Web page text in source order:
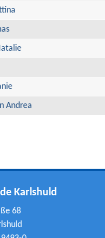
Andrea
Karlshuld
68